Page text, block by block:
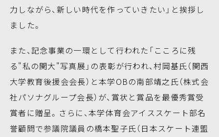
力しながら、新しい時代を作っていきたい」と挨拶し
ました。
また、記念事業の一環として行われた「こころに残
る"私の関大"写真展」の表彰が行われ、村岡基氏（関西
大学教育後援会会長）と本学OBの南部靖之氏（株式会
社パソナグループ会長）が、賞状と賞品を最優秀賞受
賞者に贈呈。さらに、本学体育会アイススケート部名
誉顧問で参議院議員の橋本聖子氏（日本スケート連盟